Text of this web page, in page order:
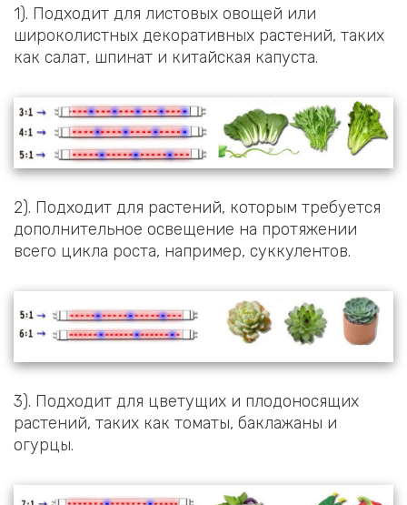
1). Подходит для листовых овощей или
широколистных декоративных растений, таких
как салат, шпинат и китайская капуста.
2). Подходит для растений, которым требуется
дополнительное освещение на протяжении
всего цикла роста, например, суккулентов.
3). Подходит для цветущих и плодоносящих
растений, таких как томаты, баклажаны и
огурцы.